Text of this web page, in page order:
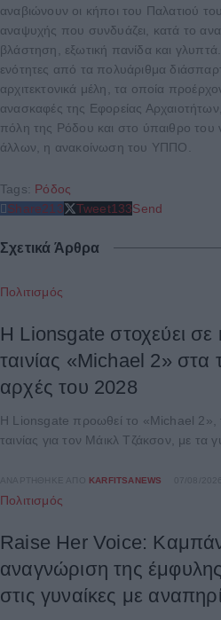
αναβιώνουν οι κήποι του Παλατιού
αναψυχής που συνδυάζει, κατά το
βλάστηση, εξωτική πανίδα και
ενότητες από τα πολυάριθμα
αρχιτεκτονικά μέλη, τα οποία
ανασκαφές της Εφορείας
πόλη της Ρόδου και στο ύπαιθρο του
άλλων, η ανακοίνωση του ΥΠΠΟ.
Tags: Ρόδος
Share213 Tweet133Send
Σχετικά Άρθρα
Πολιτισμός
Η Lionsgate στοχεύει σε
ταινίας «Michael 2» στα
αρχές του 2028
Η Lionsgate προωθεί το «Michael 2»,
ταινίας για τον Μάικλ Τζάκσον, με τα
ΑΝΑΡΤΉΘΗΚΕ ΑΠΌ KARFITSANEWS
Πολιτισμός
Raise Her Voice:
αναγνώριση της
στις γυναίκες με